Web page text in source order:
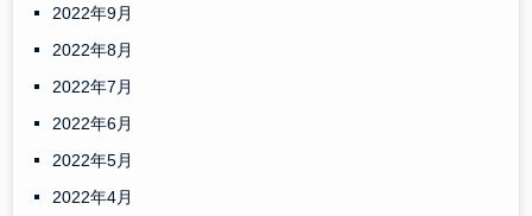
2022年9月
2022年8月
2022年7月
2022年6月
2022年5月
2022年4月